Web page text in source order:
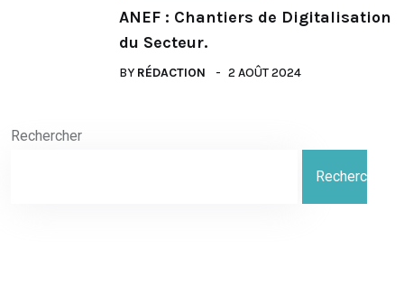
ANEF : Chantiers de Digitalisation
du Secteur.
BY RÉDACTION 2 AOÛT 2024
Rechercher
Rechercher